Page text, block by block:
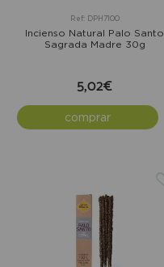
Ref: DPH7100
Incienso Natural Palo Santo
Sagrada Madre 30g
5,02€
comprar